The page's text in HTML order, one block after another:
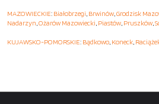
MAZOWIECKIE: Białobrzegi, Brwinów,Grodzisk
Nadarzyn,Ożarów Mazowiecki, Piastów, Pruszków,
KUJAWSKO-POMORSKIE: Bądkowo, Koneck,